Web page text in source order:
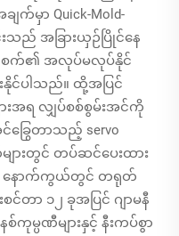
မှာ Quick-Mold-
းသည် အခြားယှဉ်ပြိုင်နေ
စက်၏ အလုပ်မလုပ်နိုင်
နိုင်ပါသည်။ ထို့အပြင်
းအရ လျှပ်စစ်စွမ်းအင်ကို
င်ခြွေတာသည့် servo
ျားတွင် တပ်ဆင်ပေးထား
နောက်ကွယ်တွင် တရုတ်
တာ ၁၂ ခုအပြင် ဂျာမနီ
မ္ပဏီများနှင့် နီးကပ်စွာ